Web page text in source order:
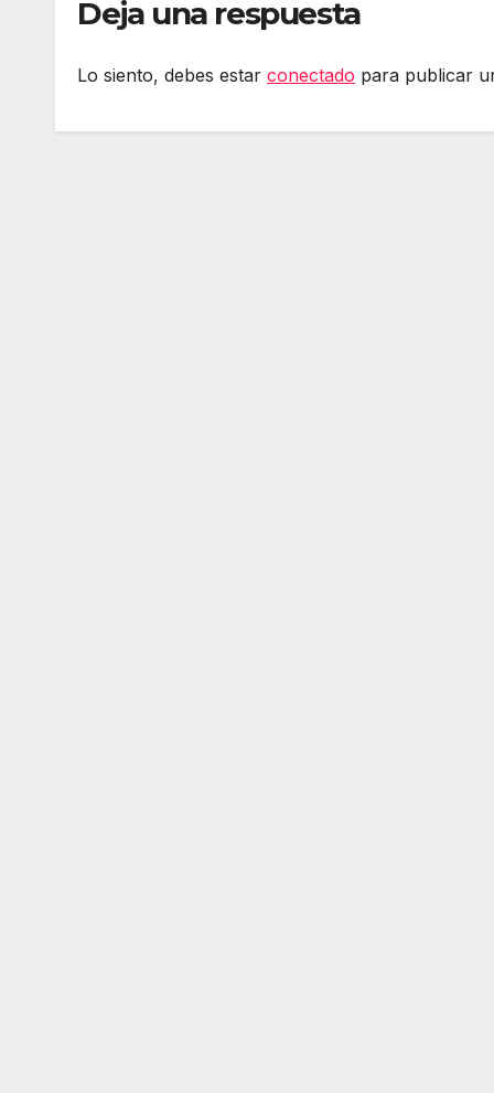
Deja una respuesta
Lo siento, debes estar conectado para publicar